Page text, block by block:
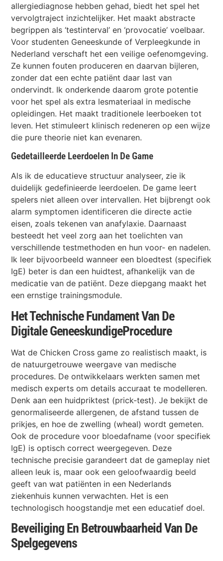
allergiediagnose hebben gehad, biedt het spel het
vervolgtraject inzichtelijker. Het maakt abstracte
begrippen als ‘testinterval’ en ‘provocatie’ voelbaar.
Voor studenten Geneeskunde of Verpleegkunde in
Nederland verschaft het een veilige oefenomgeving.
Ze kunnen fouten produceren en daarvan bijleren,
zonder dat een echte patiënt daar last van
ondervindt. Ik onderkende daarom grote potentie
voor het spel als extra lesmateriaal in medische
opleidingen. Het maakt traditionele leerboeken tot
leven. Het stimuleert klinisch redeneren op een wijze
die pure theorie niet kan evenaren.
Gedetailleerde Leerdoelen In De Game
Als ik de educatieve structuur analyseer, zie ik
duidelijk gedefinieerde leerdoelen. De game leert
spelers niet alleen over intervallen. Het bijbrengt ook
alarm symptomen identificeren die directe actie
eisen, zoals tekenen van anafylaxie. Daarnaast
besteedt het veel zorg aan het toelichten van
verschillende testmethoden en hun voor- en nadelen.
Ik leer bijvoorbeeld wanneer een bloedtest (specifiek
IgE) beter is dan een huidtest, afhankelijk van de
medicatie van de patiënt. Deze diepgang maakt het
een ernstige trainingsmodule.
Het Technische Fundament Van De
Digitale GeneeskundigeProcedure
Wat de Chicken Cross game zo realistisch maakt, is
de natuurgetrouwe weergave van medische
procedures. De ontwikkelaars werkten samen met
medisch experts om details accuraat te modelleren.
Denk aan een huidpriktest (prick-test). Je bekijkt de
genormaliseerde allergenen, de afstand tussen de
prikjes, en hoe de zwelling (wheal) wordt gemeten.
Ook de procedure voor bloedafname (voor specifiek
IgE) is optisch correct weergegeven. Deze
technische precisie garandeert dat de gameplay niet
alleen leuk is, maar ook een geloofwaardig beeld
geeft van wat patiënten in een Nederlands
ziekenhuis kunnen verwachten. Het is een
technologisch hoogstandje met een educatief doel.
Beveiliging En Betrouwbaarheid Van De
Spelgegevens